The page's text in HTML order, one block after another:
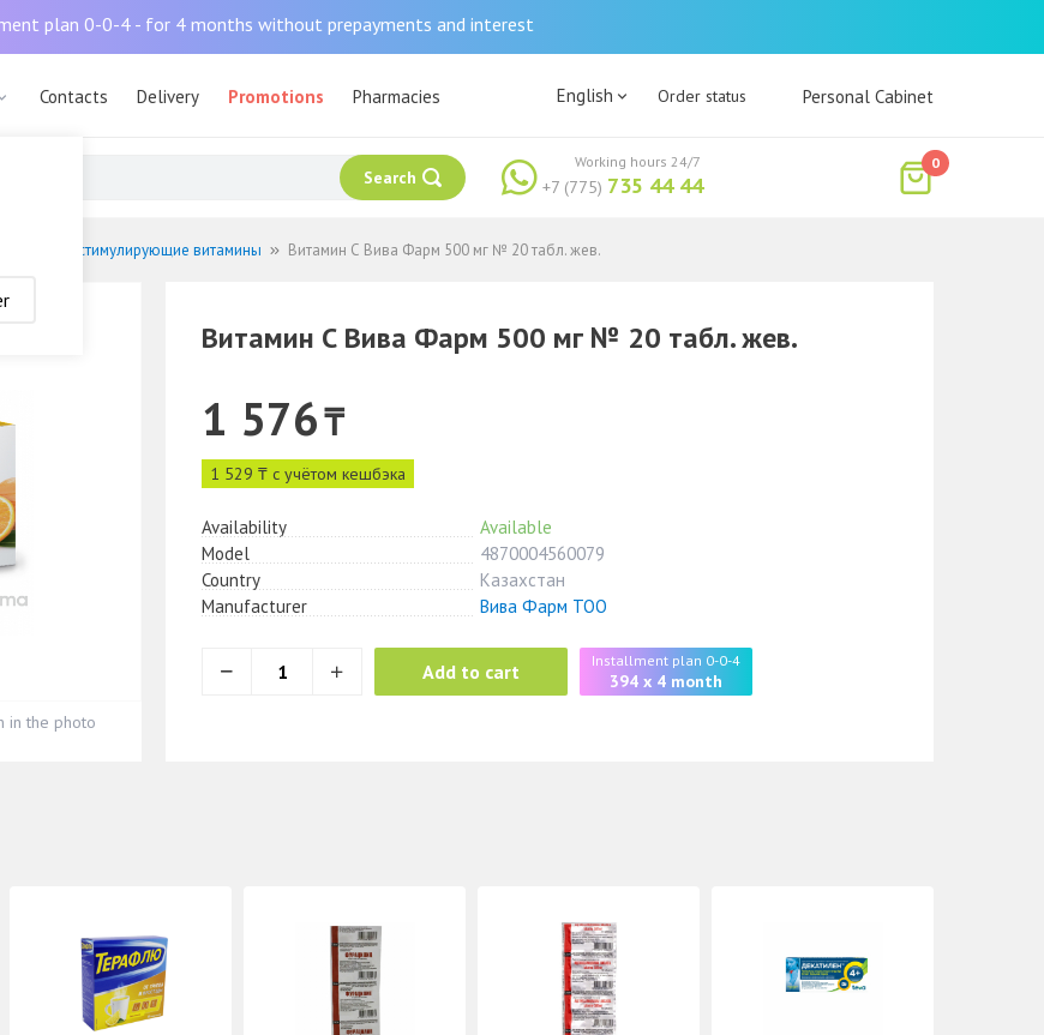
plan 0-0-4 - for 4 months without prepayments and interest
Contacts Delivery Promotions Pharmacies English Order status Personal Cabinet
Search +7 (775) 735 44 44
Working hours 24/7 0
Иммуностимулирующие витамины Витамин С Вива Фарм 500 мг № 20 табл. жев.
in the photo
Витамин С Вива Фарм 500 мг № 20 табл. жев.
1 576₸
1 529 ₸ с учётом кешбэка
Availability
Available
Model
4870004560079
Country
Казахстан
Manufacturer
Вива Фарм ТОО
Add to cart Installment plan 0-0-4
394 x 4 month